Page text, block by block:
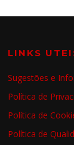
LINKS
Sugestões e
Política de
Política de
Política de